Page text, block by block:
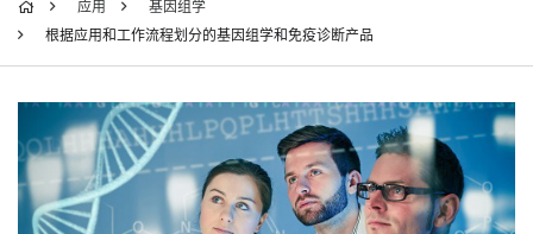
应用
基因组学
根据应用和工作流程划分的基因组学和免疫诊断产品